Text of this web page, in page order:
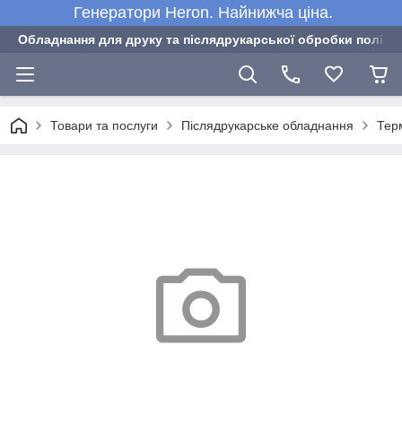
Генератори Heron. Найнижча ціна.
Обладнання для друку та післядрукарської обробки
Товари та послуги Післядрукарське обладнання